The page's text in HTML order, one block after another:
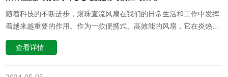
随着科技的不断进步，滚珠直流风扇在我们的日常生活和工作中发挥
着越来越重要的作用。作为一款便携式、高效能的风扇，它在炎热的
夏季为我们带来了极大的便利。然而，在极寒的条件下，如零下多少
度的环境中使用时，滚珠直流风扇的性能会受到极大的挑战。那么，
何应对这种情况呢？一……
查看详情